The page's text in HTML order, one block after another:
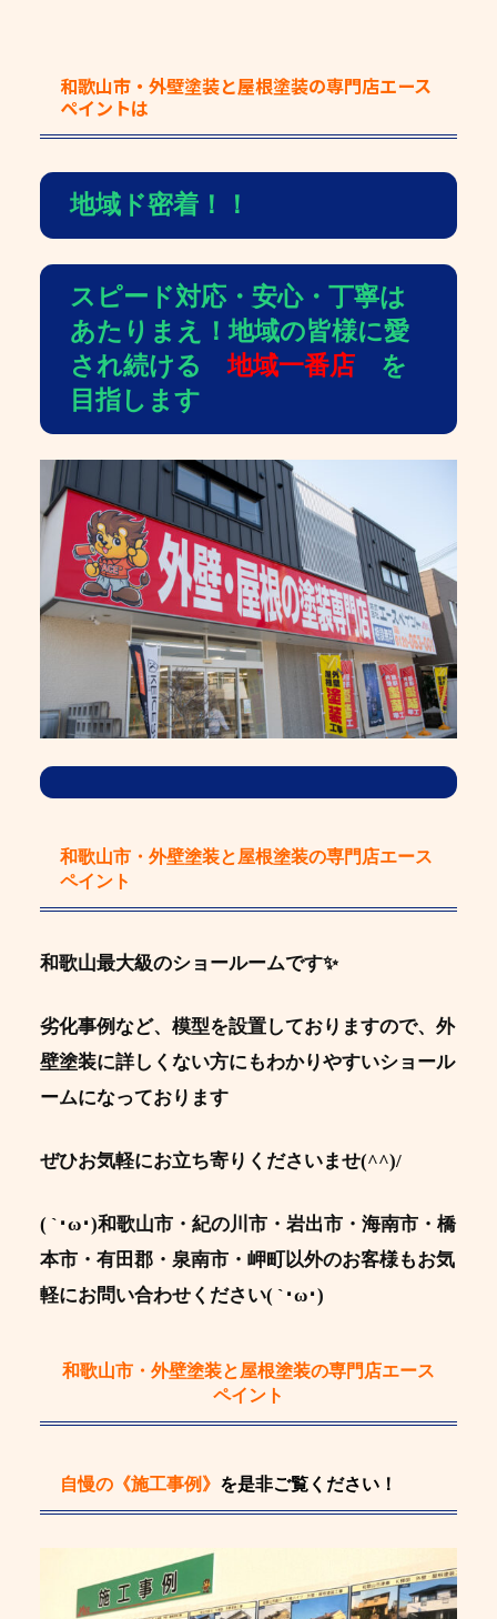
和歌山市・外壁塗装と屋根塗装の専門店エース
ペイントは
地域ド密着！！
スピード対応・安心・丁寧は
あたりまえ！地域の皆様に愛
され続ける地域一番店を
目指します
和歌山市・外壁塗装と屋根塗装の専門店エース
ペイント
和歌山最大級のショールームです✨
劣化事例など、模型を設置しておりますので、外
壁塗装に詳しくない方にもわかりやすいショール
ームになっております
ぜひお気軽にお立ち寄りくださいませ(^^)/
( `･ω･)和歌山市・紀の川市・岩出市・海南市・橋
本市・有田郡・泉南市・岬町以外のお客様もお気
軽にお問い合わせください( `･ω･)
和歌山市・外壁塗装と屋根塗装の専門店エース
ペイント
自慢の《施工事例》 を是非ご覧ください！